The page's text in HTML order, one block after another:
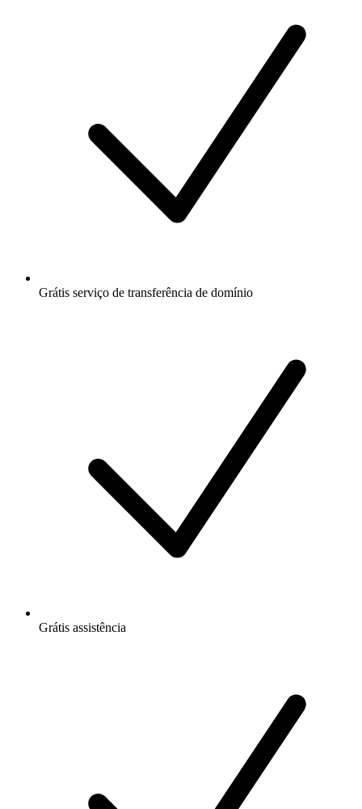
Grátis serviço de transferência de domínio
Grátis assistência